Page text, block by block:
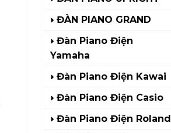
ĐÀN PIANO GRAND
Đàn Piano Điện
Yamaha
Đàn Piano Điện Kawai
Đàn Piano Điện Casio
Đàn Piano Điện Roland